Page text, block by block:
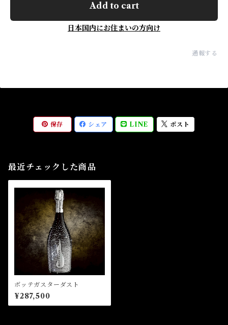
Add to cart
日本国内にお住まいの方向け
通報する
保存 シェア LINE ポスト
最近チェックした商品
ボッテガスターダスト
¥287,500